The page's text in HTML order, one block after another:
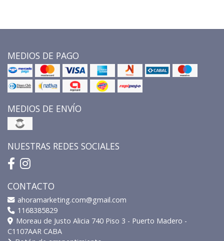
MEDIOS DE PAGO
MEDIOS DE ENVÍO
NUESTRAS REDES SOCIALES
CONTACTO
ahoramarketing.com@gmail.com
1168385829
Moreau de Justo Alicia 740 Piso 3 - Puerto Madero -
C1107AAR CABA